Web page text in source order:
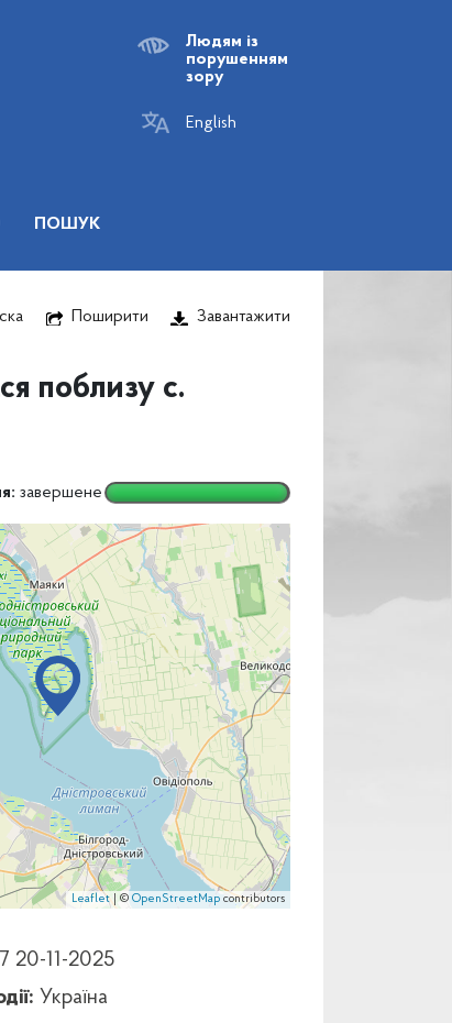
Людям із
порушенням
зору
English
ПОШУК
Поширити Завантажити
поблизу с.
завершене
Leaflet| © OpenStreetMap contributors
20-11-2025
Україна